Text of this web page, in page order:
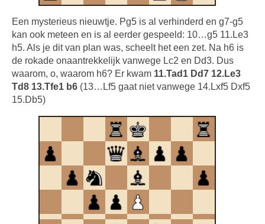
Een mysterieus nieuwtje. Pg5 is al verhinderd en g7-g5
kan ook meteen en is al eerder gespeeld: 10…g5 11.Le3
h5. Als je dit van plan was, scheelt het een zet. Na h6 is
de rokade onaantrekkelijk vanwege Lc2 en Dd3. Dus
waarom, o, waarom h6? Er kwam 11.Tad1 Dd7 12.Le3
Td8 13.Tfe1 b6 (13…Lf5 gaat niet vanwege 14.Lxf5 Dxf5
15.Db5)